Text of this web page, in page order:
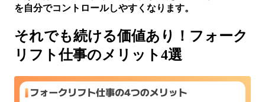
を自分でコントロールしやすくなります。
それでも続ける価値あり！フォーク
リフト仕事のメリット4選